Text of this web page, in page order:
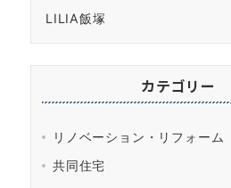
LILIA飯塚
カテゴリー
リノベーション・リフォーム
共同住宅